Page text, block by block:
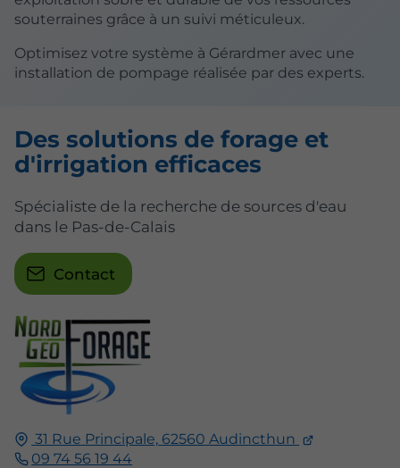
souterraines grâce à un suivi méticuleux.
Optimisez votre système à Gérardmer avec une
installation de pompage réalisée par des experts.
31 Rue Principale, 62560 Audincthun
09 74 56 19 44
Des solutions de forage et
d'irrigation efficaces
Spécialiste de la recherche de sources d'eau
dans le Pas-de-Calais
Contact